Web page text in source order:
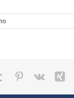
TumblrPinterest
Vk